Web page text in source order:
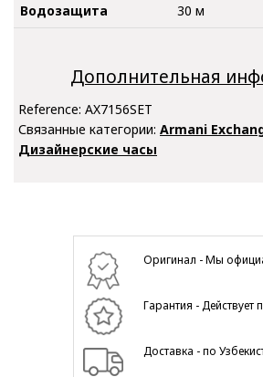
Водозащита
30 м
Дополнительная
Reference: AX7156SET
Связанные категории: Armani
Дизайнерские часы
Оригинал - Мы
Гарантия - Действует
Доставка - по